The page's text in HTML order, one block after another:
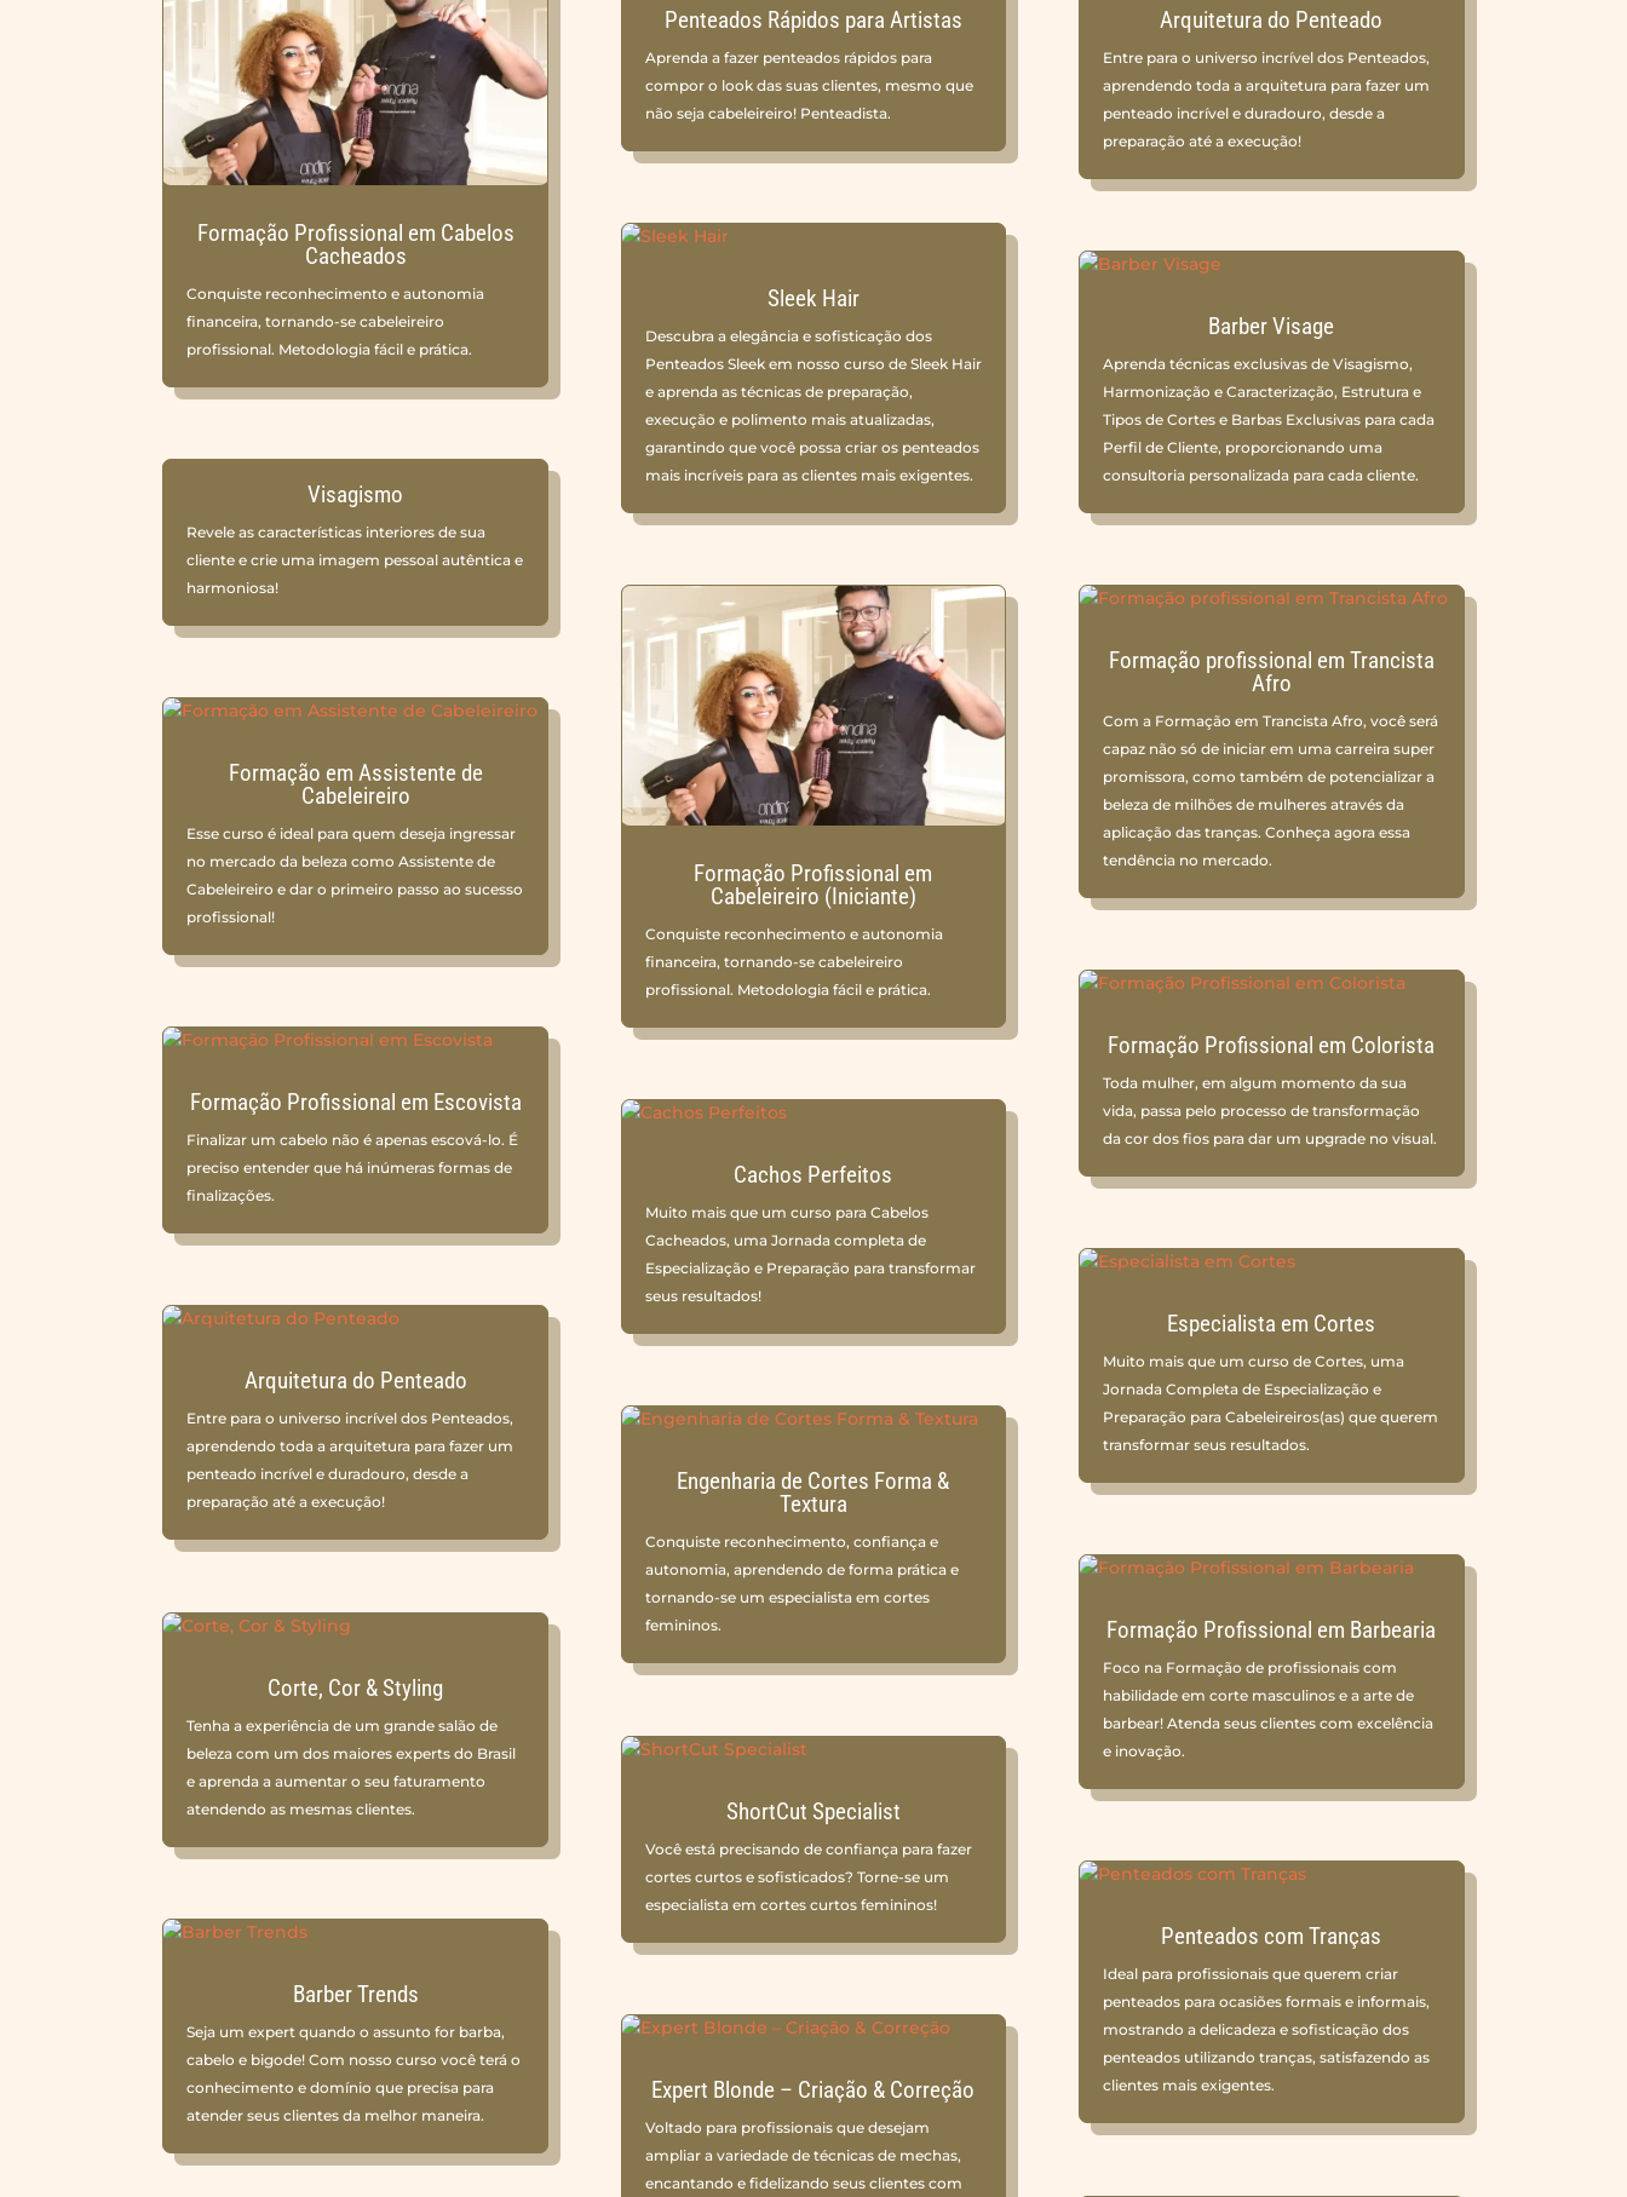
Formação Profissional em Cabelos
Cacheados
Conquiste reconhecimento e autonomia
financeira, tornando-se cabeleireiro
profissional. Metodologia fácil e prática.
Visagismo
Revele as características interiores de sua
cliente e crie uma imagem pessoal autêntica e
harmoniosa!
Formação em Assistente de
Cabeleireiro
Esse curso é ideal para quem deseja ingressar
no mercado da beleza como Assistente de
Cabeleireiro e dar o primeiro passo ao sucesso
profissional!
Formação Profissional em Escovista
Finalizar um cabelo não é apenas escová-lo. É
preciso entender que há inúmeras formas de
finalizações.
Arquitetura do Penteado
Entre para o universo incrível dos Penteados,
aprendendo toda a arquitetura para fazer um
penteado incrível e duradouro, desde a
preparação até a execução!
Corte, Cor & Styling
Tenha a experiência de um grande salão de
beleza com um dos maiores experts do Brasil
e aprenda a aumentar o seu faturamento
atendendo as mesmas clientes.
Barber Trends
Seja um expert quando o assunto for barba,
cabelo e bigode! Com nosso curso você terá o
conhecimento e domínio que precisa para
atender seus clientes da melhor maneira.
Penteados Rápidos para Artistas
Aprenda a fazer penteados rápidos para
compor o look das suas clientes, mesmo que
não seja cabeleireiro! Penteadista.
Sleek Hair
Descubra a elegância e sofisticação dos
Penteados Sleek em nosso curso de Sleek Hair
e aprenda as técnicas de preparação,
execução e polimento mais atualizadas,
garantindo que você possa criar os penteados
mais incríveis para as clientes mais exigentes.
Formação Profissional em
Cabeleireiro (Iniciante)
Conquiste reconhecimento e autonomia
financeira, tornando-se cabeleireiro
profissional. Metodologia fácil e prática.
Cachos Perfeitos
Muito mais que um curso para Cabelos
Cacheados, uma Jornada completa de
Especialização e Preparação para transformar
seus resultados!
Engenharia de Cortes Forma &
Textura
Conquiste reconhecimento, confiança e
autonomia, aprendendo de forma prática e
tornando-se um especialista em cortes
femininos.
ShortCut Specialist
Você está precisando de confiança para fazer
cortes curtos e sofisticados? Torne-se um
especialista em cortes curtos femininos!
Expert Blonde – Criação & Correção
Voltado para profissionais que desejam
ampliar a variedade de técnicas de mechas,
encantando e fidelizando seus clientes com
Arquitetura do Penteado
Entre para o universo incrível dos Penteados,
aprendendo toda a arquitetura para fazer um
penteado incrível e duradouro, desde a
preparação até a execução!
Barber Visage
Aprenda técnicas exclusivas de Visagismo,
Harmonização e Caracterização, Estrutura e
Tipos de Cortes e Barbas Exclusivas para cada
Perfil de Cliente, proporcionando uma
consultoria personalizada para cada cliente.
Formação profissional em Trancista
Afro
Com a Formação em Trancista Afro, você será
capaz não só de iniciar em uma carreira super
promissora, como também de potencializar a
beleza de milhões de mulheres através da
aplicação das tranças. Conheça agora essa
tendência no mercado.
Formação Profissional em Colorista
Toda mulher, em algum momento da sua
vida, passa pelo processo de transformação
da cor dos fios para dar um upgrade no visual.
Especialista em Cortes
Muito mais que um curso de Cortes, uma
Jornada Completa de Especialização e
Preparação para Cabeleireiros(as) que querem
transformar seus resultados.
Formação Profissional em Barbearia
Foco na Formação de profissionais com
habilidade em corte masculinos e a arte de
barbear! Atenda seus clientes com excelência
e inovação.
Penteados com Tranças
Ideal para profissionais que querem criar
penteados para ocasiões formais e informais,
mostrando a delicadeza e sofisticação dos
penteados utilizando tranças, satisfazendo as
clientes mais exigentes.